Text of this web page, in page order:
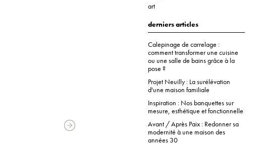
art
derniers articles
Calepinage de carrelage :
comment transformer une cuisine
ou une salle de bains grâce à la
pose ?
Projet Neuilly : La surélévation
d'une maison familiale
Inspiration : Nos banquettes sur
mesure, esthétique et fonctionnelle
Avant / Après Paix : Redonner sa
modernité à une maison des
années 30